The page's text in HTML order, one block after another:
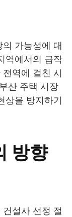
가능성에 대
역에서의 급작
역에 걸친 시
산 주택 시장
상을 방지하기
방향
설사 선정 절